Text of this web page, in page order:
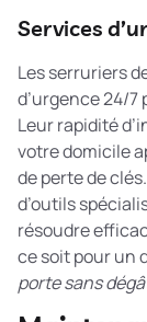
Services
Les serruriers
d’urgence 24/
Leur rapidité
votre domicile
de perte de
d’outils
résoudre
ce soit pour un
porte sans